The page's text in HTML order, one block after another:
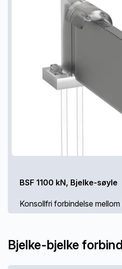
BSF 1100 kN, Bjelke-søyle
Konsollfri forbindelse
Bjelke-bjelke